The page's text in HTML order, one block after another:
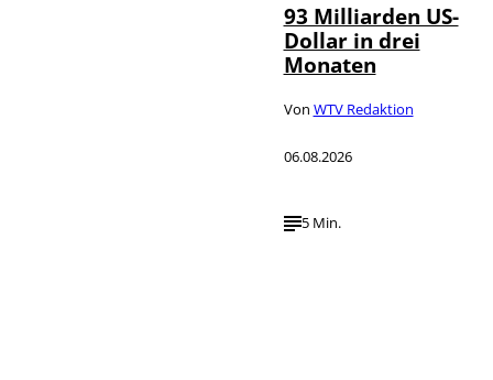
93 Milliarden US-
Dollar in drei
Monaten
Von WTV Redaktion
06.08.2026
5 Min.